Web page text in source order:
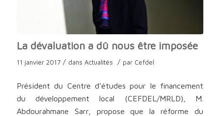
La dévaluation a dû nous être imposée
11 janvier 2017 / dans Actualités / par Cefdel
Président du Centre d’études pour le financement
du développement local (CEFDEL/MRLD), M.
Abdourahmane Sarr, propose que la réforme du